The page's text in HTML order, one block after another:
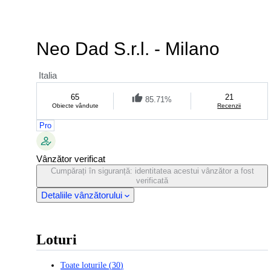
Neo Dad S.r.l. - Milano
Italia
65
Obiecte vândute
85.71% 21
Recenzii
Pro
Vânzător verificat
Cumpărați în siguranță: identitatea acestui vânzător a fost
verificată
Detaliile vânzătorului
Loturi
Toate loturile (30)